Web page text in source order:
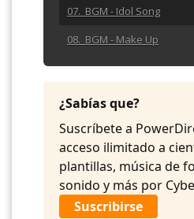
07. BGM - Idol Song
08. BGM - Make Up
09. BGM - Message
10. BGM - Odaiba
11. BGM - Rose
¿Sabías que?
Suscríbete a
acceso ilimitado a
plantillas, música de
sonido y más por
Suscribirse